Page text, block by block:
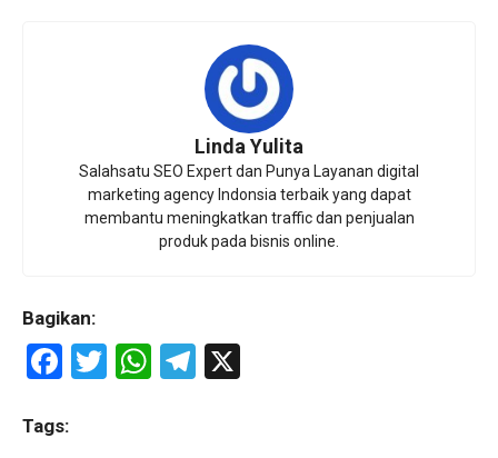
Linda Yulita
Salahsatu SEO Expert dan Punya Layanan digital
marketing agency Indonsia terbaik yang dapat
membantu meningkatkan traffic dan penjualan
produk pada bisnis online.
Bagikan:
F
ce
T
W
T
Tags: